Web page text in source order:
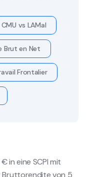
CMU vs LAMal
Brut en Net
Frontalier
in eine SCPI mit
Bruttorendite von 5